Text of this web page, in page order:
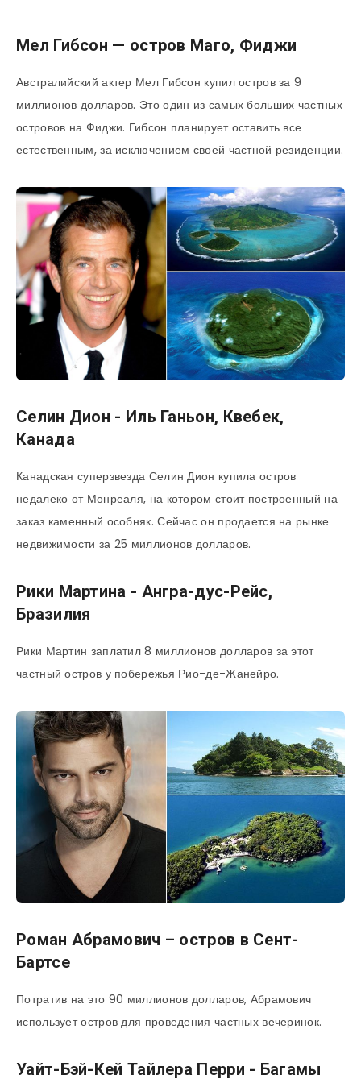
Мел Гибсон — остров Маго, Фиджи
Австралийский актер Мел Гибсон купил остров за 9
миллионов долларов. Это один из самых больших частных
островов на Фиджи. Гибсон планирует оставить все
естественным, за исключением своей частной резиденции.
Селин Дион - Иль Ганьон, Квебек,
Канада
Канадская суперзвезда Селин Дион купила остров
недалеко от Монреаля, на котором стоит построенный на
заказ каменный особняк. Сейчас он продается на рынке
недвижимости за 25 миллионов долларов.
Рики Мартина - Ангра-дус-Рейс,
Бразилия
Рики Мартин заплатил 8 миллионов долларов за этот
частный остров у побережья Рио-де-Жанейро.
Роман Абрамович – остров в Сент-
Бартсе
Потратив на это 90 миллионов долларов, Абрамович
использует остров для проведения частных вечеринок.
Уайт-Бэй-Кей Тайлера Перри - Багамы